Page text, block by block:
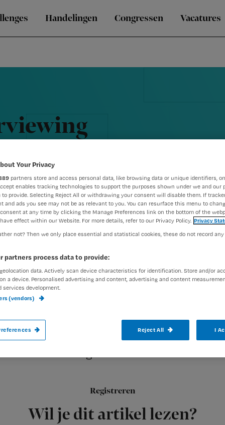
Handelingen Congressen Vacatures
Registreren
Wil je dit artikel lezen?
Professionals raken meer en meer
(MI) in te zetten. Ze worden er ook
Your Privacy
partners store and access personal data, like browsing data or unique identifiers,
enables tracking technologies to support the purposes shown under we and our
to provide. Selecting Reject All or withdrawing your consent will disable them. If
and ads you see may not be as relevant to you. You can resurface this menu to
at any time by clicking the Manage Preferences link on the bottom of the
effect within our Website. For more details, refer to our Privacy Policy. Privacy
not? Then we only place essential and statistical cookies, these do not record
partners process data to provide:
data. Actively scan device characteristics for identification. Store and/or
a device. Personalised advertising and content, advertising and content
services development.
(vendors)
Reject All I